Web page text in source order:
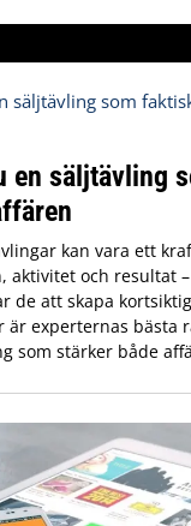
en säljtävling
kan vara ett
aktivitet och resultat
de att skapa
är experternas bästa
som stärker både